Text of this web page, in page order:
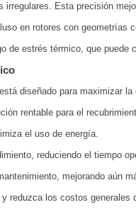
Esta precisión
en rotores con geometrías
de estrés térmico, que puede
diseñado para maximizar
rentable para el
el uso de energía.
reduciendo el tiempo
mejorando aún
reduzca los costos generales